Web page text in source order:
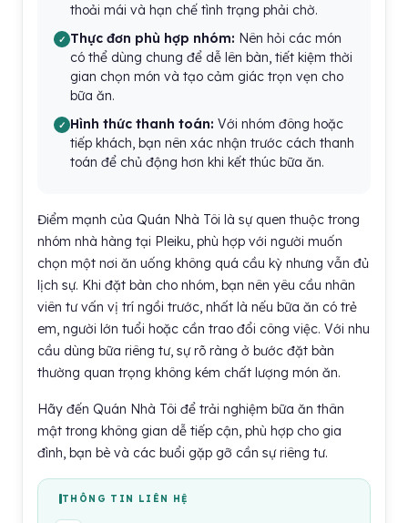
thoải mái và hạn chế tình trạng phải chờ.
Thực đơn phù hợp nhóm: Nên hỏi các món
có thể dùng chung để dễ lên bàn, tiết kiệm thời
gian chọn món và tạo cảm giác trọn vẹn cho
bữa ăn.
Hình thức thanh toán: Với nhóm đông hoặc
tiếp khách, bạn nên xác nhận trước cách thanh
toán để chủ động hơn khi kết thúc bữa ăn.
Điểm mạnh của Quán Nhà Tôi là sự quen thuộc trong
nhóm nhà hàng tại Pleiku, phù hợp với người muốn
chọn một nơi ăn uống không quá cầu kỳ nhưng vẫn đủ
lịch sự. Khi đặt bàn cho nhóm, bạn nên yêu cầu nhân
viên tư vấn vị trí ngồi trước, nhất là nếu bữa ăn có trẻ
em, người lớn tuổi hoặc cần trao đổi công việc. Với nhu
cầu dùng bữa riêng tư, sự rõ ràng ở bước đặt bàn
thường quan trọng không kém chất lượng món ăn.
Hãy đến Quán Nhà Tôi để trải nghiệm bữa ăn thân
mật trong không gian dễ tiếp cận, phù hợp cho gia
đình, bạn bè và các buổi gặp gỡ cần sự riêng tư.
THÔNG TIN LIÊN HỆ